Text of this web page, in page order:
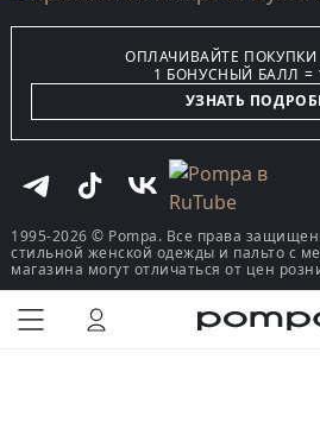
КУПИТЬ В ОДИН КЛИК
ОПЛАЧИВАЙТЕ
1 БОНУСНЫЙ БАЛЛ =
УЗНАТЬ
1995-2026 © Pompa. Все права
стильной женской одежды и пальто с
магазина могут отличаться от цен